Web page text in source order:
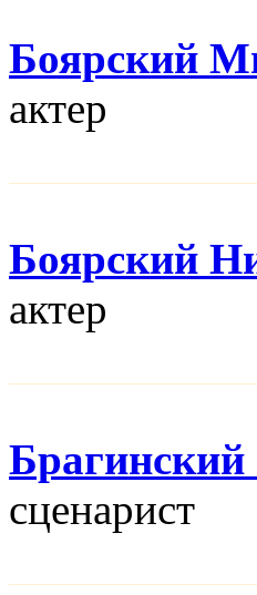
Боярский
актер
Боярский
актер
сценарист